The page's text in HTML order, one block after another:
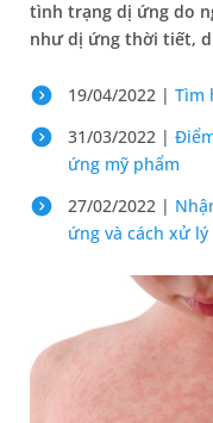
tình trạng dị ứng do
như dị ứng thời tiết,
19/04/2022 | Tìm
31/03/2022 |
ứng mỹ phẩm
27/02/2022 |
ứng và cách xử